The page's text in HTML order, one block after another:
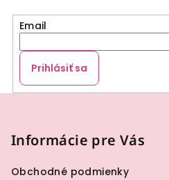
Email
Prihlásiť sa
Informácie pre Vás
Obchodné podmienky